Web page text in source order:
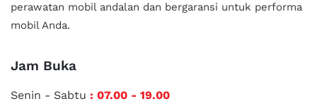
perawatan mobil andalan dan bergaransi untuk performa
mobil Anda.
Jam Buka
Senin - Sabtu : 07.00 - 19.00